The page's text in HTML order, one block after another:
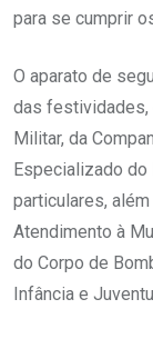
para se cumprir
O aparato de
das festividades,
Militar, da
Especializado
particulares,
Atendimento à
do Corpo de
Infância e